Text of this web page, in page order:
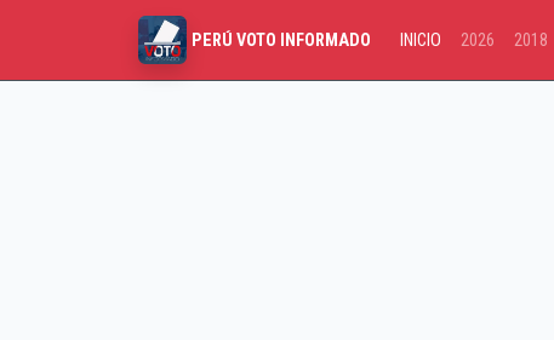
PERÚ VOTO INFORMADO INICIO 2026 2018